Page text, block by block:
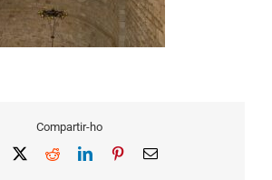
Compartir-ho
Facebook RedditLinkedInPinterestEmail